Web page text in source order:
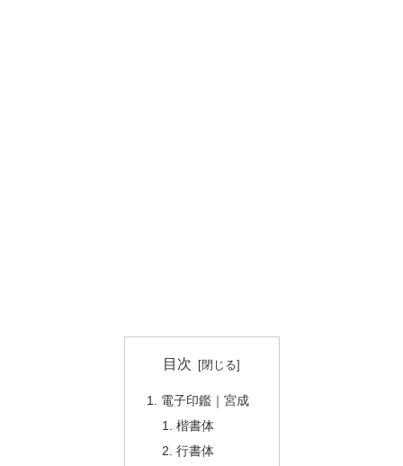
目次
電子印鑑｜宮成
楷書体
行書体